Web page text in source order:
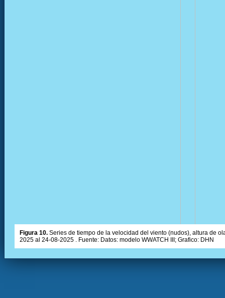
Figura 10. Series de tiempo de la velocidad del viento (nudos), altura de
2025 al 24-08-2025 . Fuente: Datos: modelo WWATCH III; Grafico: DHN